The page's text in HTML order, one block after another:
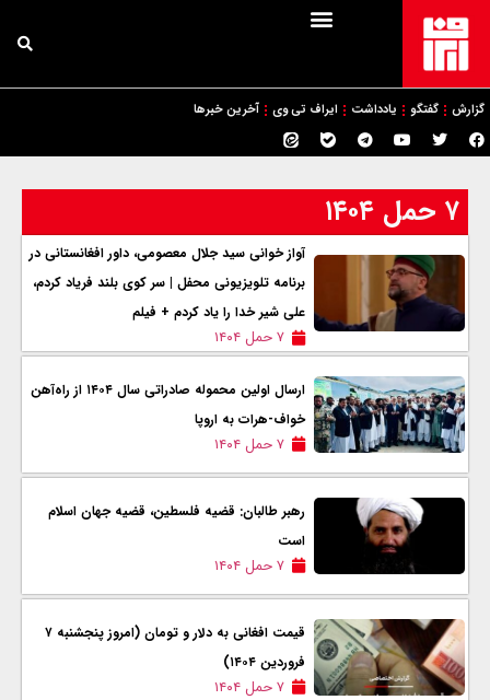
گزارش گفتگو یادداشت ایراف تی وی آخرین خبرها
۷ حمل ۱۴۰۴
آواز خوانی سید جلال معصومی، داور افغانستانی در
برنامه تلویزیونی محفل | سر کوی بلند فریاد کردم،
علی شیر خدا را یاد کردم + فیلم
۷ حمل ۱۴۰۴
ارسال اولین محموله صادراتی سال ۱۴۰۴ از راه‌آهن
خواف-هرات به اروپا
۷ حمل ۱۴۰۴
رهبر طالبان: قضیه فلسطین، قضیه جهان اسلام
است
۷ حمل ۱۴۰۴
قیمت افغانی به دلار و تومان (امروز پنجشنبه ۷
فروردین ۱۴۰۴)
۷ حمل ۱۴۰۴